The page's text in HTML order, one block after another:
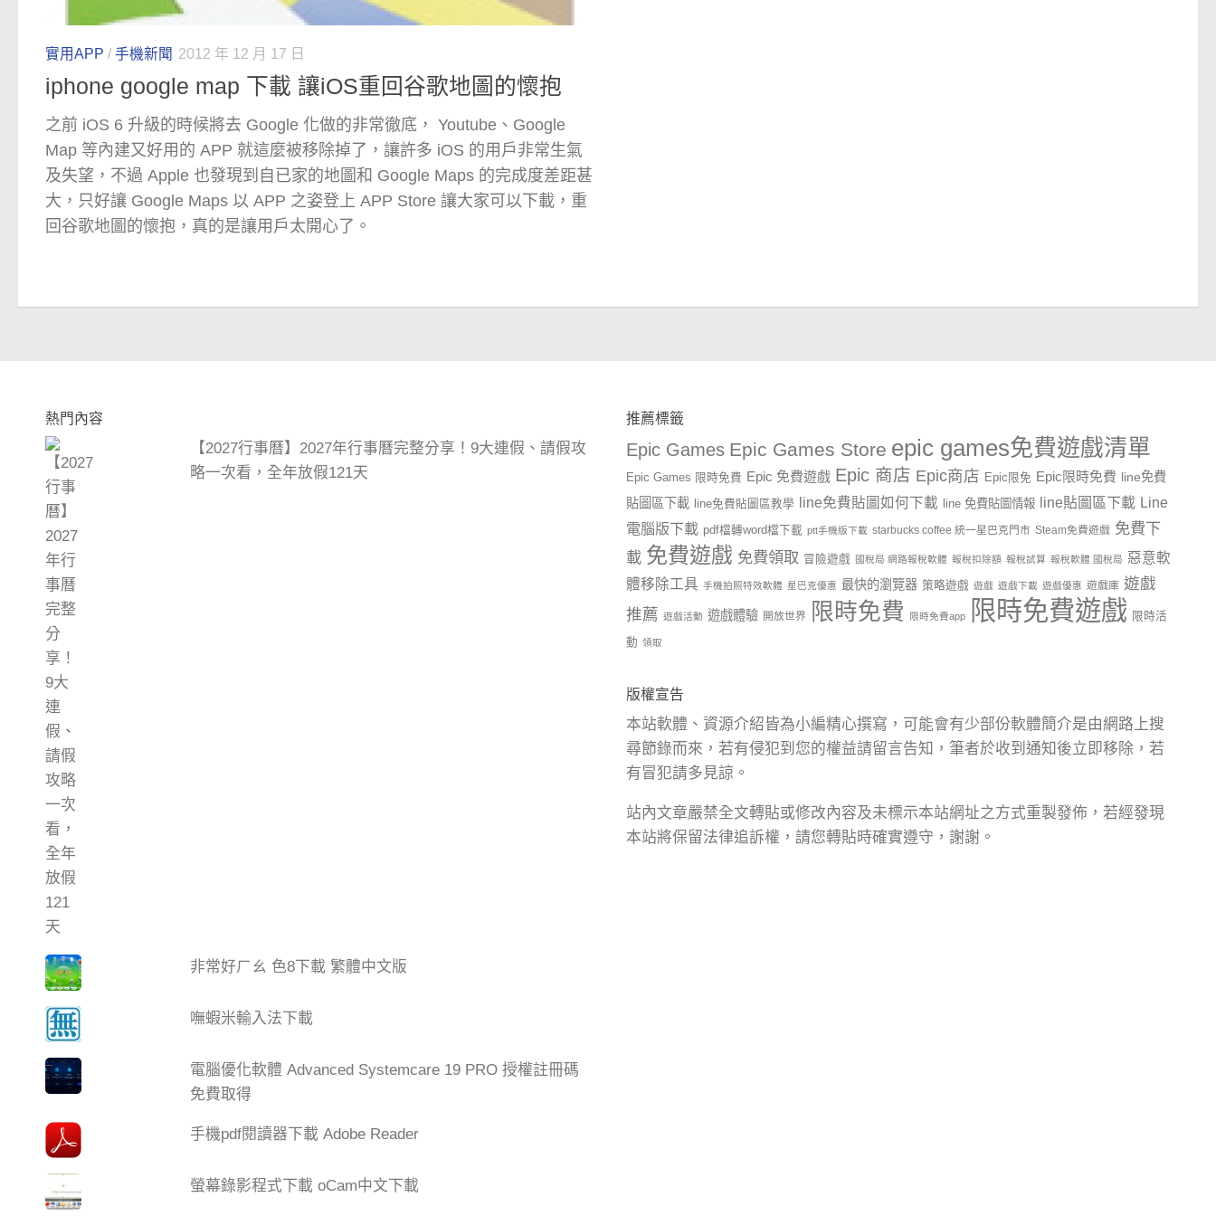
實用APP / 手機新聞 2012 年 12 月 17 日
iphone google map 下載 讓iOS重回谷歌地圖的懷抱
之前 iOS 6 升級的時候將去 Google 化做的非常徹底， Youtube、Google
Map 等內建又好用的 APP 就這麼被移除掉了，讓許多 iOS 的用戶非常生氣
及失望，不過 Apple 也發現到自已家的地圖和 Google Maps 的完成度差距甚
大，只好讓 Google Maps 以 APP 之姿登上 APP Store 讓大家可以下載，重
回谷歌地圖的懷抱，真的是讓用戶太開心了。
熱門內容
【2027行事曆】2027年行事曆完整分享！9大連假、請假攻
略一次看，全年放假121天
非常好ㄏㄠ 色8下載 繁體中文版
嘸蝦米輸入法下載
電腦優化軟體 Advanced Systemcare 19 PRO 授權註冊碼
免費取得
手機pdf閱讀器下載 Adobe Reader
螢幕錄影程式下載 oCam中文下載
推薦標籤
Epic Games Epic Games Store epic games免費遊戲清單
Epic Games 限時免費 Epic 免費遊戲 Epic 商店 Epic商店 Epic限免 Epic限時免費 line免費
貼圖區下載
line免費貼圖區教學 line免費貼圖如何下載 line 免費貼圖情報 line貼圖區下載 Line
電腦版下載 pdf檔轉word檔下載 ptt手機版下載 starbucks coffee 統一星巴克門市 Steam免費遊戲 免費下
載 免費遊戲 免費領取 冒險遊戲 國稅局 網路報稅軟體 報稅扣除額 報稅試算 報稅軟體 國稅局 惡意軟
體移除工具 手機拍照特效軟體 星巴克優惠 最快的瀏覽器 策略遊戲 遊戲 遊戲下載 遊戲優惠 遊戲庫 遊戲
推薦 遊戲活動 遊戲體驗 開放世界 限時免費 限時免費app 限時免費遊戲 限時活
動 領取
版權宣告
本站軟體、資源介紹皆為小編精心撰寫，可能會有少部份軟體簡介是由網路上搜
尋節錄而來，若有侵犯到您的權益請留言告知，筆者於收到通知後立即移除，若
有冒犯請多見諒。
站內文章嚴禁全文轉貼或修改內容及未標示本站網址之方式重製發佈，若經發現
本站將保留法律追訴權，請您轉貼時確實遵守，謝謝。